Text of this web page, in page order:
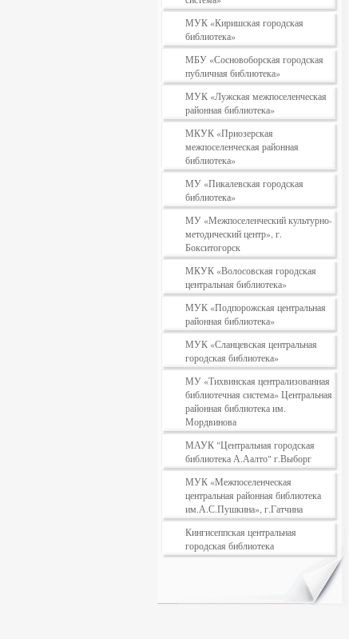
МУК «Киришская городская
библиотека»
МБУ «Сосновоборская городская
публичная библиотека»
МУК «Лужская межпоселенческая
районная библиотека»
МКУК «Приозерская
межпоселенческая районная
библиотека»
МУ «Пикалевская городская
библиотека»
МУ «Межпоселенческий культурно-
методический центр», г.
Бокситогорск
МКУК «Волосовская городская
центральная библиотека»
МУК «Подпорожская центральная
районная библиотека»
МУК «Сланцевская центральная
городская библиотека»
МУ «Тихвинская централизованная
библиотечная система» Центральная
районная библиотека им.
Мордвинова
МАУК "Центральная городская
библиотека А.Аалто" г.Выборг
МУК «Межпоселенческая
центральная районная библиотека
им.А.С.Пушкина», г.Гатчина
Кингисеппская центральная
городская библиотека